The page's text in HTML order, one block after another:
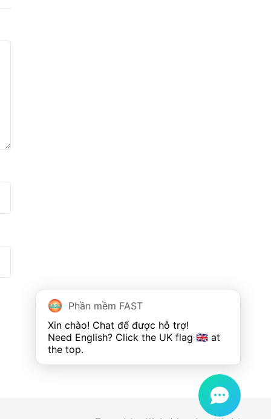
Phần mềm FAST
Xin chào! Chat để được hỗ trợ!
Need English? Click the UK flag 🇬🇧 at
the top.